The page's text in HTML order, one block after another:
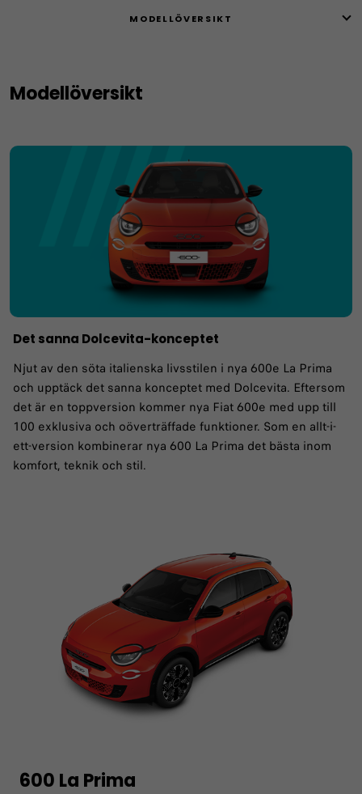
MODELLÖVERSIKT
Modellöversikt
Det sanna Dolcevita-konceptet
Njut av den söta italienska livsstilen i nya 600e La Prima
och upptäck det sanna konceptet med Dolcevita. Eftersom
det är en toppversion kommer nya Fiat 600e med upp till
100 exklusiva och oöverträffade funktioner. Som en allt-i-
ett-version kombinerar nya 600 La Prima det bästa inom
komfort, teknik och stil.
600 La Prima